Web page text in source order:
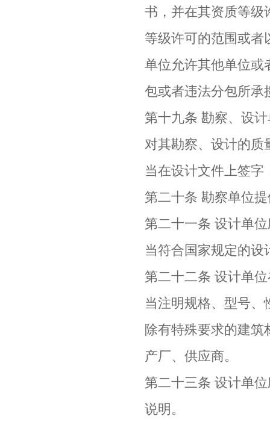
书，并在其资质等级
等级许可的范围或者
单位允许其他单位或
包或者违法分包所承
第十九条 勘察、设
对其勘察、设计的质
当在设计文件上签字
第二十条 勘察单位
第二十一条 设计单
当符合国家规定的
第二十二条 设计单
当注明规格、型号
除有特殊要求的建
产厂、供应商。
第二十三条 设计单
说明。